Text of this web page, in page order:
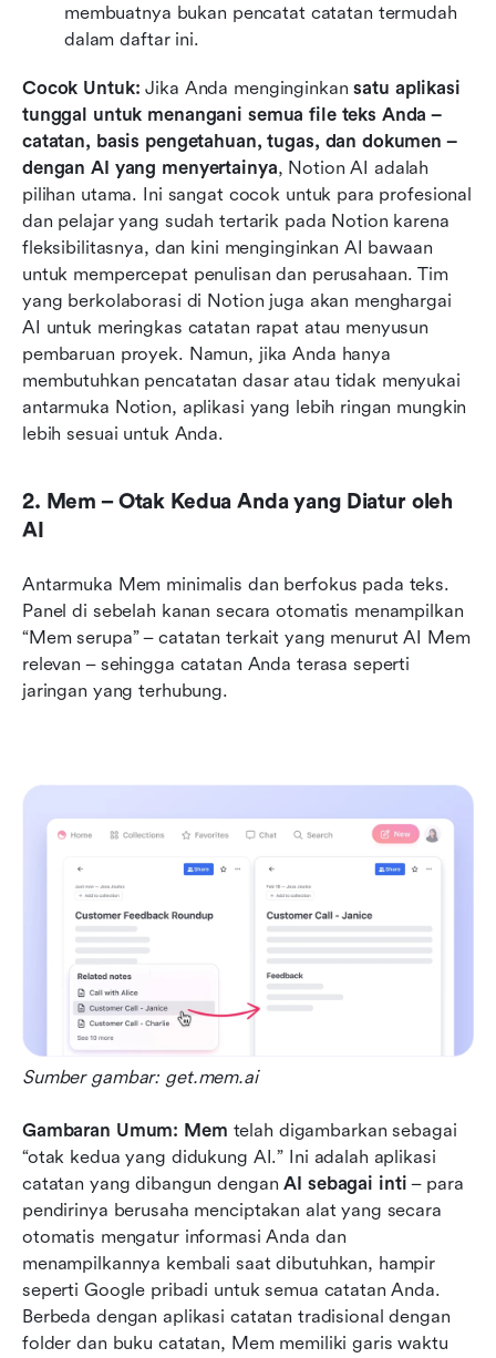
membuatnya bukan pencatat catatan termudah
dalam daftar ini.
Cocok Untuk: Jika Anda menginginkan satu aplikasi
tunggal untuk menangani semua file teks Anda –
catatan, basis pengetahuan, tugas, dan dokumen –
dengan AI yang menyertainya, Notion AI adalah
pilihan utama. Ini sangat cocok untuk para profesional
dan pelajar yang sudah tertarik pada Notion karena
fleksibilitasnya, dan kini menginginkan AI bawaan
untuk mempercepat penulisan dan perusahaan. Tim
yang berkolaborasi di Notion juga akan menghargai
AI untuk meringkas catatan rapat atau menyusun
pembaruan proyek. Namun, jika Anda hanya
membutuhkan pencatatan dasar atau tidak menyukai
antarmuka Notion, aplikasi yang lebih ringan mungkin
lebih sesuai untuk Anda.
2. Mem – Otak Kedua Anda yang Diatur oleh
AI
Antarmuka Mem minimalis dan berfokus pada teks.
Panel di sebelah kanan secara otomatis menampilkan
“Mem serupa” – catatan terkait yang menurut AI Mem
relevan – sehingga catatan Anda terasa seperti
jaringan yang terhubung.
Sumber gambar: get.mem.ai
Gambaran Umum: Mem telah digambarkan sebagai
“otak kedua yang didukung AI.” Ini adalah aplikasi
catatan yang dibangun dengan AI sebagai inti – para
pendirinya berusaha menciptakan alat yang secara
otomatis mengatur informasi Anda dan
menampilkannya kembali saat dibutuhkan, hampir
seperti Google pribadi untuk semua catatan Anda.
Berbeda dengan aplikasi catatan tradisional dengan
folder dan buku catatan, Mem memiliki garis waktu